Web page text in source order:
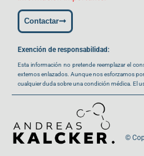
Contactar
Exención de responsabilidad:
Esta información no pretende reemplazar el
externos enlazados. Aunque nos esforzamos
cualquier duda sobre una condición médica. El
©